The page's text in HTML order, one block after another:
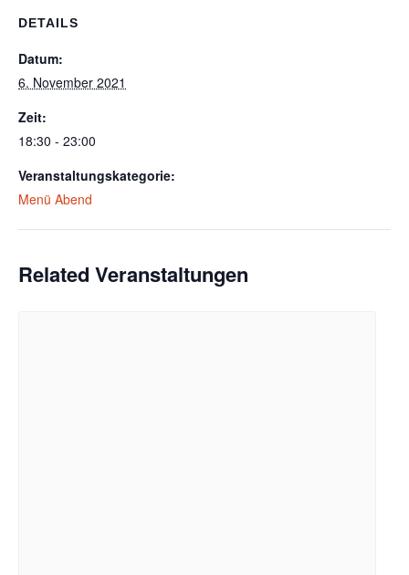
DETAILS
Datum:
6. November 2021
Zeit:
18:30 - 23:00
Veranstaltungskategorie:
Menü Abend
Related Veranstaltungen